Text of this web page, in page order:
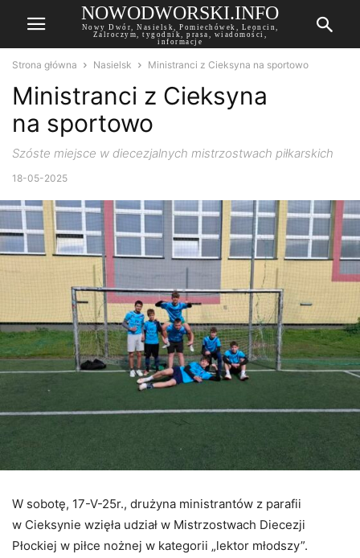
NOWODWORSKI.INFO
Nowy Dwór, Nasielsk, Pomiechówek, Leoncin,
Zalroczym, tygodnik, prasa, wiadomości,
informacje
Strona główna Nasielsk Ministranci z Cieksyna na sportowo
Ministranci z Cieksyna
na sportowo
Szóste miejsce w diecezjalnych mistrzostwach piłkarskich
18-05-2025
W sobotę, 17-V-25r., drużyna ministrantów z parafii
w Cieksynie wzięła udział w Mistrzostwach Diecezji
Płockiej w piłce nożnej w kategorii „lektor młodszy”.